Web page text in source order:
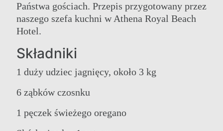
Państwa gościach. Przepis przygotowany przez
naszego szefa kuchni w Athena Royal Beach
Hotel.
Składniki
1 duży udziec jagnięcy, około 3 kg
6 ząbków czosnku
1 pęczek świeżego oregano